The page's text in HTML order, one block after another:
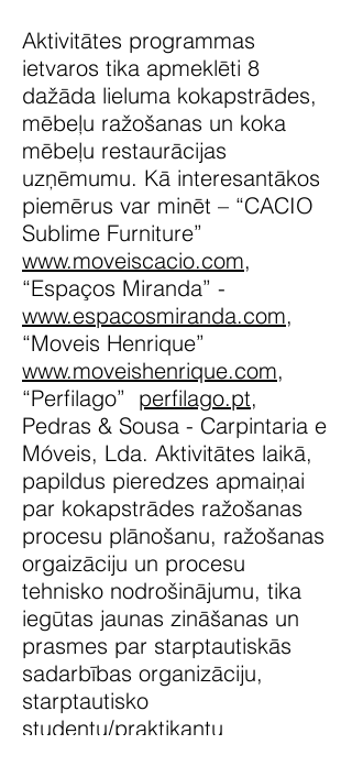
Aktivitātes programmas
ietvaros tika apmeklēti 8
dažāda lieluma kokapstrādes,
mēbeļu ražošanas un koka
mēbeļu restaurācijas
uzņēmumu. Kā interesantākos
piemērus var minēt – “CACIO
Sublime Furniture”
www.moveiscacio.com,
“Espaços Miranda” -
www.espacosmiranda.com,
“Moveis Henrique”
www.moveishenrique.com,
“Perfilago” perfilago.pt,
Pedras & Sousa - Carpintaria e
Móveis, Lda. Aktivitātes laikā,
papildus pieredzes apmaiņai
par kokapstrādes ražošanas
procesu plānošanu, ražošanas
orgaizāciju un procesu
tehnisko nodrošinājumu, tika
iegūtas jaunas zināšanas un
prasmes par starptautiskās
sadarbības organizāciju,
starptautisko
studentu/praktikantu